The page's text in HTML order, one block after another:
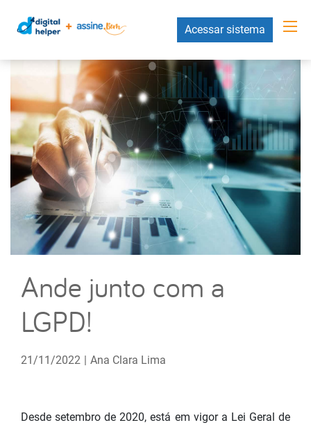
Acessar sistema
Ande junto com a
LGPD!
21/11/2022 | Ana Clara Lima
Desde setembro de 2020, está em vigor a Lei Geral de